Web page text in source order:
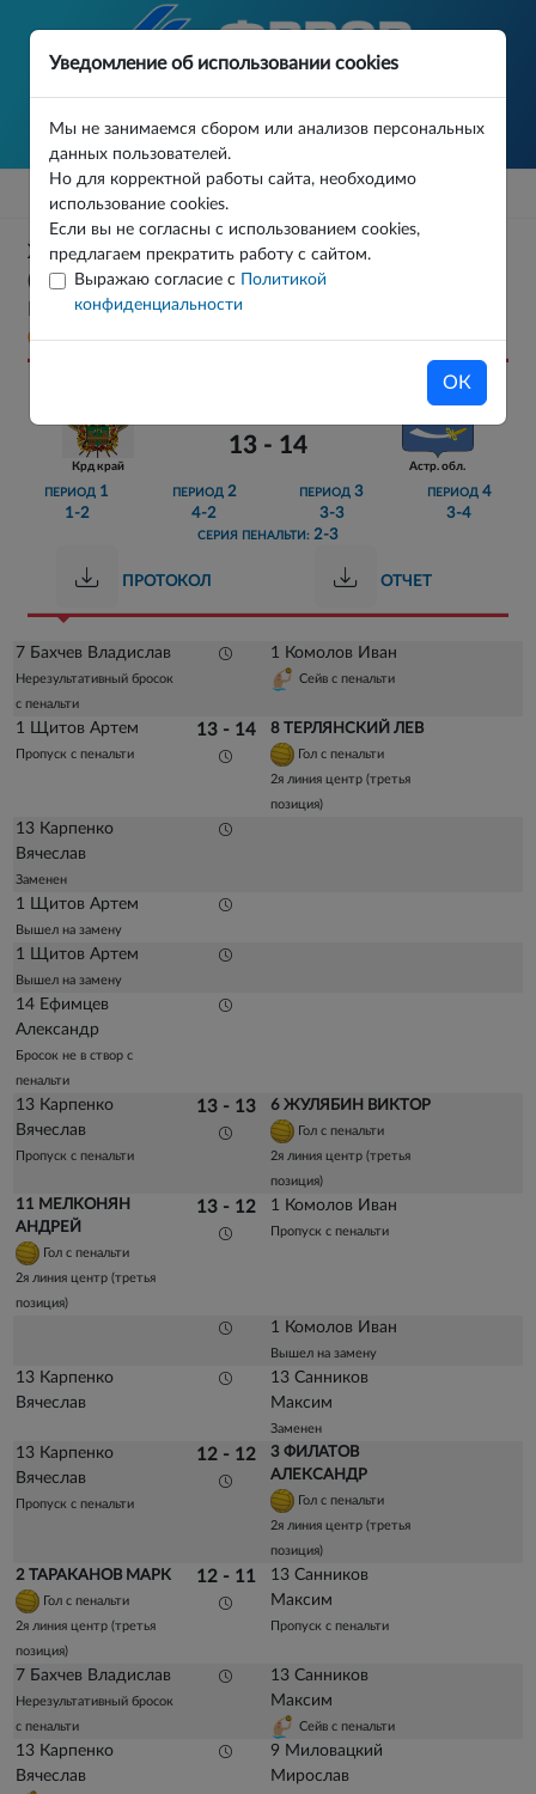
Уведомление об использовании cookies
Мы не занимаемся сбором или анализов персональных
данных пользователей.
Но для корректной работы сайта, необходимо
использование cookies.
Если вы не согласны с использованием cookies,
предлагаем прекратить работу с сайтом.
Выражаю согласие с
Политикой
конфиденциальности
ОК
XIII ЛЕТНЯЯ СПАРТАКИАДА УЧАЩИХСЯ
(ЮНОШЕСКАЯ) РОССИИ 2026 Г. ПО ВОДНОМУ
ПОЛО (ЮНОШИ) 5-8 МЕСТА 5-8 МЕСТА МАТЧ 1
05.07.2026
Крд край
13 - 14
Астр. обл.
ПЕРИОД 1
1-2
ПЕРИОД2
4-2
ПЕРИОД 3
3-3
ПЕРИОД4
3-4
СЕРИЯ ПЕНАЛЬТИ: 2-3
ПРОТОКОЛ ОТЧЕТ
7 Бахчев Владислав
Нерезультативный бросок
с пенальти
1 Комолов Иван
Сейв с пенальти
1 Щитов Артем
Пропуск с пенальти
13 - 14 8 ТЕРЛЯНСКИЙ ЛЕВ
Гол с пенальти
2я линия центр (третья
позиция)
13 Карпенко
Вячеслав
Заменен
1 Щитов Артем
Вышел на замену
1 Щитов Артем
Вышел на замену
14 Ефимцев
Александр
Бросок не в створ с
пенальти
13 Карпенко
Вячеслав
Пропуск с пенальти
13 - 13 6 ЖУЛЯБИН ВИКТОР
Гол с пенальти
2я линия центр (третья
позиция)
11 МЕЛКОНЯН
АНДРЕЙ
Гол с пенальти
2я линия центр (третья
позиция)
13 - 12 1 Комолов Иван
Пропуск с пенальти
1 Комолов Иван
Вышел на замену
13 Карпенко
Вячеслав
13 Санников
Максим
Заменен
13 Карпенко
Вячеслав
Пропуск с пенальти
12 - 12
3 ФИЛАТОВ
АЛЕКСАНДР
Гол с пенальти
2я линия центр (третья
позиция)
2 ТАРАКАНОВ МАРК
Гол с пенальти
2я линия центр (третья
позиция)
12 - 11
13 Санников
Максим
Пропуск с пенальти
7 Бахчев Владислав
Нерезультативный бросок
с пенальти
13 Санников
Максим
Сейв с пенальти
13 Карпенко
Вячеслав
9 Миловацкий
Мирослав